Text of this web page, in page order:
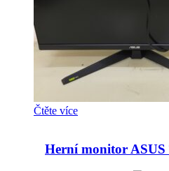
Čtěte více
Herní monitor